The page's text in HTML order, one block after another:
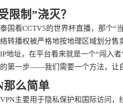
限制”浇灭？
国看CCTV5的世界杯直播，那个“
转播权被严格地按地理区域划分售
地址，在平台看来就是一个“闯入
第一步——我们需要一个方法，让
那么简单
主要用于隐私保护和国际访问